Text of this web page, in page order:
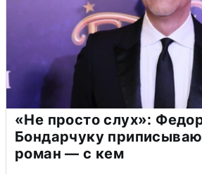
«Не просто слух»:
Бондарчуку
роман — с кем